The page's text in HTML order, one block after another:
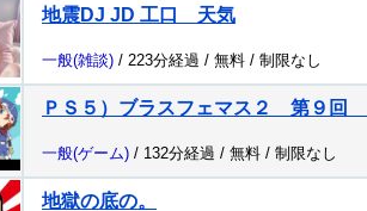
地震DJ JD 工口 天気
一般(雑談) / 223分経過 / 無料 / 制限なし
ＰＳ５）ブラスフェマス２ 第９回
一般(ゲーム) / 132分経過 / 無料 / 制限なし
地獄の底の。